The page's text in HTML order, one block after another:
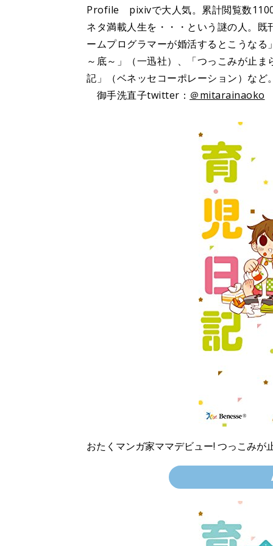
Profile pixivで大人気。累計閲覧数
ネタ満載人生を・・・という謎の人。既
ームプログラマーが婚活するとこうな
～底～」（一迅社）、「つっこみが止
記」（ベネッセコーポレーション）な
御手洗直子twitter： ＠mitarainaoko
おたくマンガ家ママデビュー! つっこみが